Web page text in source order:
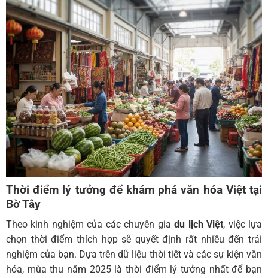
Thời điểm lý tưởng để khám phá văn hóa Việt tại
Bờ Tây
Theo kinh nghiệm của các chuyên giadu lịch Việt, việc lựa
chọn thời điểm thích hợp sẽ quyết định rất nhiều đến trải
nghiệm của bạn. Dựa trên dữ liệu thời tiết và các sự kiện văn
hóa, mùa thu năm 2025 là thời điểm lý tưởng nhất để bạn